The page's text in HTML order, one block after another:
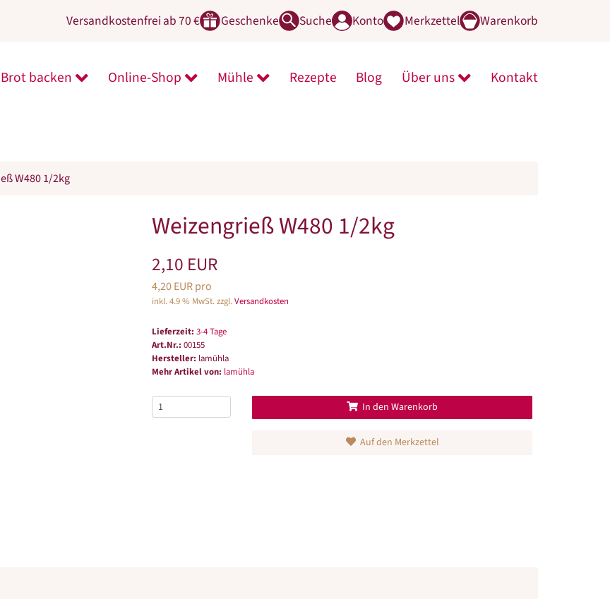
Versandkostenfrei ab 70 € Geschenke Suche Konto Merkzettel Warenkorb
von Zeit für Neues öffnen
Brot backen Untermenü von Brot backen öffnen
Online-Shop Untermenü von Online-Shop öffnen
Mühle Untermenü von Mühle öffnen
Rezepte Blog Über unsUntermenü von Über
Kontakt
W480 1/2kg
Weizengrieß W480 1/2kg
2,10 EUR
4,20 EUR pro
inkl. 4.9 % MwSt. zzgl.Versandkosten
Lieferzeit: 3-4 Tage
Art.Nr.: 00155
Hersteller: lamühla
Mehr Artikel von: lamühla
In den Warenkorb
Auf den Merkzettel